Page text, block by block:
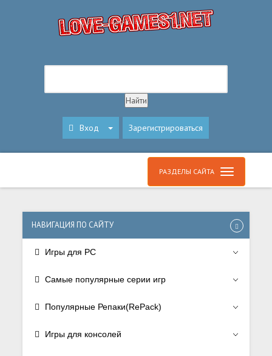
Вход Зарегистрироваться
РАЗДЕЛЫ САЙТА
НАВИГАЦИЯ ПО САЙТУ
Игры для PC
Самые популярные серии игр
Популярные Репаки(RePack)
Игры для консолей